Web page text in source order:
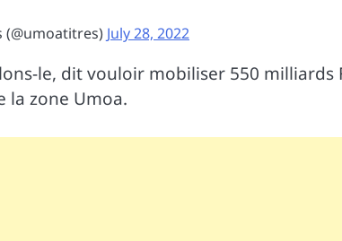
July 28, 2022
le, dit vouloir mobiliser 550 milliards
la zone Umoa.